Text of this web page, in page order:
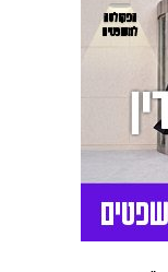
"אחד
הוא
הסיום שלך